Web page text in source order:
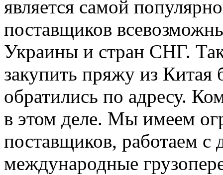
является самой
поставщиков
Украины и стран СНГ.
закупить пряжу из
обратились по адресу.
в этом деле. Мы имеем
поставщиков, работаем с
международные